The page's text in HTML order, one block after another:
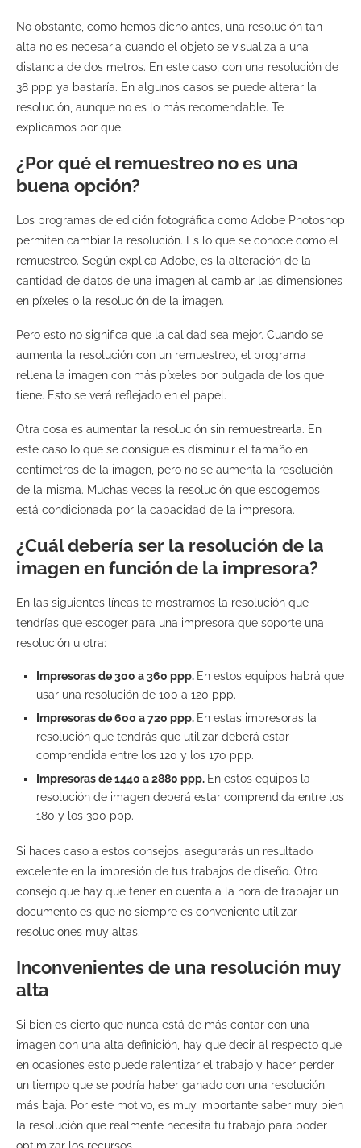
No obstante, como hemos dicho antes, una resolución tan
alta no es necesaria cuando el objeto se visualiza a una
distancia de dos metros. En este caso, con una resolución de
38 ppp ya bastaría. En algunos casos se puede alterar la
resolución, aunque no es lo más recomendable. Te
explicamos por qué.
¿Por qué el remuestreo no es una
buena opción?
Los programas de edición fotográfica como Adobe Photoshop
permiten cambiar la resolución. Es lo que se conoce como el
remuestreo. Según explica Adobe, es la alteración de la
cantidad de datos de una imagen al cambiar las dimensiones
en píxeles o la resolución de la imagen.
Pero esto no significa que la calidad sea mejor. Cuando se
aumenta la resolución con un remuestreo, el programa
rellena la imagen con más píxeles por pulgada de los que
tiene. Esto se verá reflejado en el papel.
Otra cosa es aumentar la resolución sin remuestrearla. En
este caso lo que se consigue es disminuir el tamaño en
centímetros de la imagen, pero no se aumenta la resolución
de la misma. Muchas veces la resolución que escogemos
está condicionada por la capacidad de la impresora.
¿Cuál debería ser la resolución de la
imagen en función de la impresora?
En las siguientes líneas te mostramos la resolución que
tendrías que escoger para una impresora que soporte una
resolución u otra:
Impresoras de 300 a 360 ppp. En estos equipos habrá que
usar una resolución de 100 a 120 ppp.
Impresoras de 600 a 720 ppp. En estas impresoras la
resolución que tendrás que utilizar deberá estar
comprendida entre los 120 y los 170 ppp.
Impresoras de 1440 a 2880 ppp. En estos equipos la
resolución de imagen deberá estar comprendida entre los
180 y los 300 ppp.
Si haces caso a estos consejos, asegurarás un resultado
excelente en la impresión de tus trabajos de diseño. Otro
consejo que hay que tener en cuenta a la hora de trabajar un
documento es que no siempre es conveniente utilizar
resoluciones muy altas.
Inconvenientes de una resolución muy
alta
Si bien es cierto que nunca está de más contar con una
imagen con una alta definición, hay que decir al respecto que
en ocasiones esto puede ralentizar el trabajo y hacer perder
un tiempo que se podría haber ganado con una resolución
más baja. Por este motivo, es muy importante saber muy bien
la resolución que realmente necesita tu trabajo para poder
optimizar los recursos.